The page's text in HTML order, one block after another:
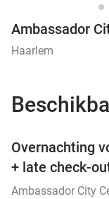
Ambassador
Haarlem
Overnachting
+ late check-
Ambassador City